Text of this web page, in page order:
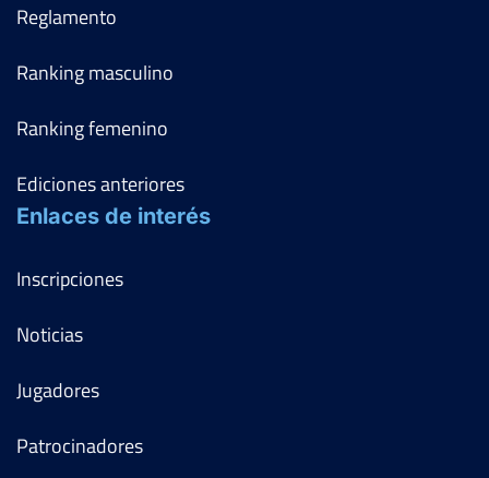
Reglamento
Ranking masculino
Ranking femenino
Ediciones anteriores
Enlaces de interés
Inscripciones
Noticias
Jugadores
Patrocinadores